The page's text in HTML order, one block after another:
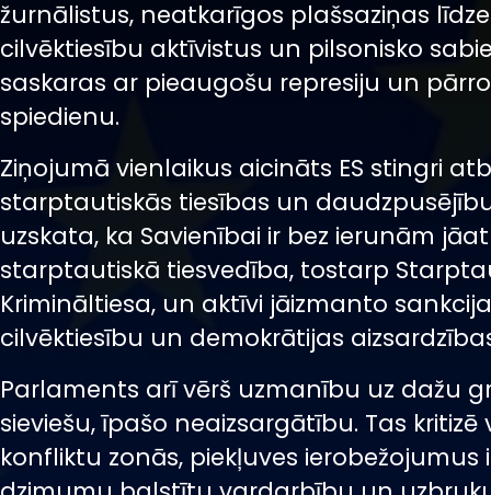
žurnālistus, neatkarīgos plašsaziņas
cilvēktiesību aktīvistus un pilsonisko
saskaras ar pieaugošu represiju un
spiedienu.
Ziņojumā vienlaikus aicināts ES stingri
starptautiskās tiesības un
uzskata, ka Savienībai ir bez ierunām
starptautiskā tiesvedība, tostarp
Krimināltiesa, un aktīvi jāizmanto
cilvēktiesību un demokrātijas
Parlaments arī vērš uzmanību uz dažu
sieviešu, īpašo neaizsargātību. Tas
konfliktu zonās, piekļuves ierobežojumus